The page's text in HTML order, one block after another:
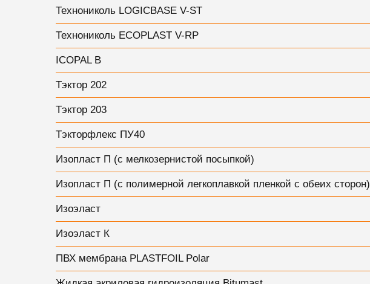
Технониколь LOGICBASE V-ST
Технониколь ECOPLAST V-RP
ICOPAL В
Тэктор 202
Тэктор 203
Тэкторфлекс ПУ40
Изопласт П (с мелкозернистой посыпкой)
Изопласт П (с полимерной легкоплавкой пленкой с обеих сторон)
Изоэласт
Изоэласт К
ПВХ мембрана PLASTFOIL Polar